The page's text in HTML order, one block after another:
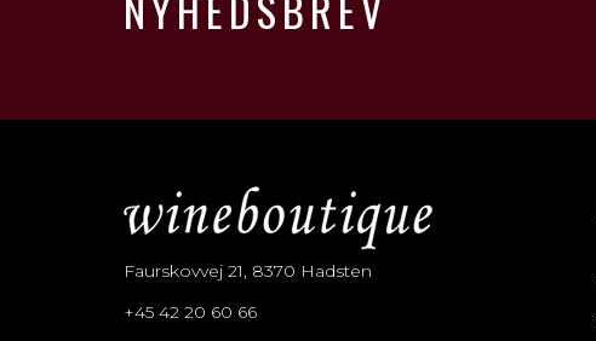
Faurskovvej 21, 8370 Hadsten
+45 42 20 60 66